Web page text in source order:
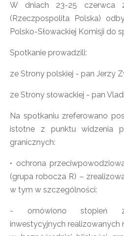
W dniach 23-25 czerwca
(Rzeczpospolita Polska)
Polsko-Słowackiej Komisji do
Spotkanie prowadzili:
ze Strony polskiej - pan Jerzy
ze Strony słowackiej - pan
Na spotkaniu zreferowano
istotne z punktu widzenia
granicznych:
• ochrona
(grupa robocza R) –
w tym w szczególności:
- omówiono stopień
inwestycyjnych realizowanych